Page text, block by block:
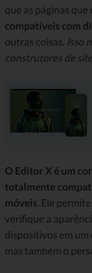
que as páginas que
compatíveis com
outras coisas. Isso
construtores de
O Editor X é um
totalmente
móveis . Ele
verifique a
dispositivos em
mas também o